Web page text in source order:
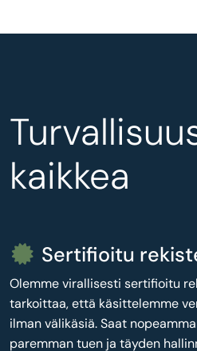
kaikkea
Sertifioitu
Olemme virallisesti sertifioitu
tarkoittaa, että käsittelemme
ilman välikäsiä. Saat
paremman tuen ja täyden